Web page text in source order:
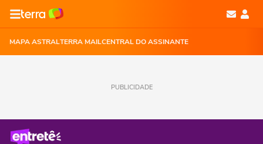
MAPA ASTRALTERRA MAILCENTRAL DO ASSINANTE
PUBLICIDADE